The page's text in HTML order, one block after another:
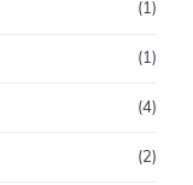
(1)
(1)
(4)
(2)